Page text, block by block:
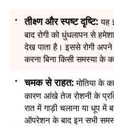
तीक्ष्ण और स्पष्ट दृष्टि: यह
बाद रोगी को धुंधलापन से
देख पाता है। इससे रोगी अपने
करना बिना किसी समस्या के
चमक से राहत: मोतिया के
कारण आंखे तेज रोशनी के
रात में गाड़ी चलाना या धूप में
ऑपरेशन के बाद इन सभी